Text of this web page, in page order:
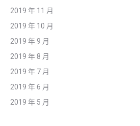
2019 年 11 月
2019 年 10 月
2019 年 9 月
2019 年 8 月
2019 年 7 月
2019 年 6 月
2019 年 5 月